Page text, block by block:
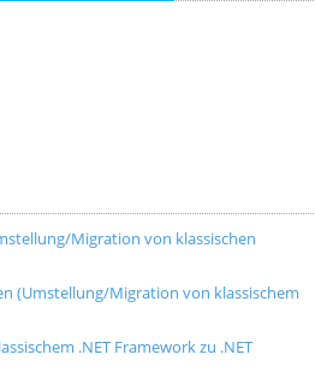
Migration von klassischen
(Umstellung/Migration von klassischem
.NET Framework zu .NET